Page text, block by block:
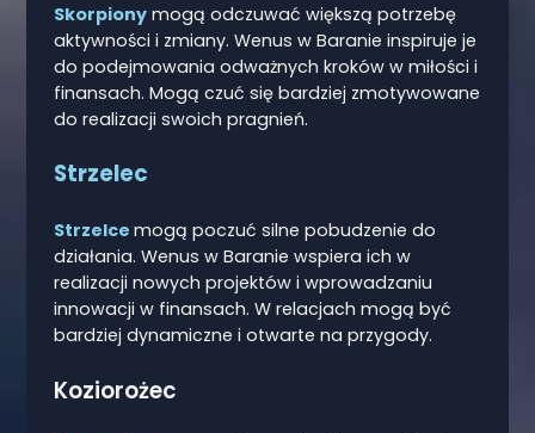
Skorpionymogą odczuwać większą potrzebę
aktywności i zmiany. Wenus w Baranie inspiruje je
do podejmowania odważnych kroków w miłości i
finansach. Mogą czuć się bardziej zmotywowane
do realizacji swoich pragnień.
Strzelec
Strzelce mogą poczuć silne pobudzenie do
działania. Wenus w Baranie wspiera ich w
realizacji nowych projektów i wprowadzaniu
innowacji w finansach. W relacjach mogą być
bardziej dynamiczne i otwarte na przygody.
Koziorożec